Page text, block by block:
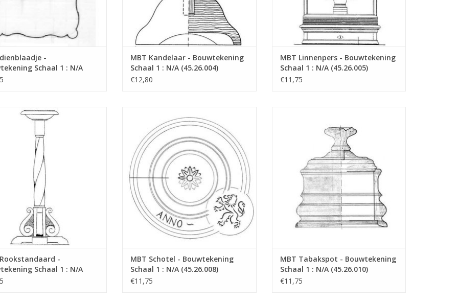
refer to foreword on "Lakerveldtekeningen"
das Vorwort
-
Schaal 1 : N/A
MBT Kandelaar - Bouwtekening
Schaal 1 : N/A (45.26.004)
€12,80
MBT Linnenpers - Bouwtekening
Schaal 1 : N/A (45.26.005)
€11,75
Rookstandaard - Bouwtekening
Schaal 1 : N/A (45.26.007)
AAN WINKELWAGEN
-
Schaal 1 : N/A
(45.26.008)
TOEVOEGEN AAN WINKELWAGEN
MBT Schotel - Bouwtekening
Schaal 1 : N/A (45.26.008)
€11,75
TOEVOEGEN AAN WINKELWAGEN
MBT Tabakspot - Bouwtekening
Schaal 1 : N/A (45.26.010)
€11,75